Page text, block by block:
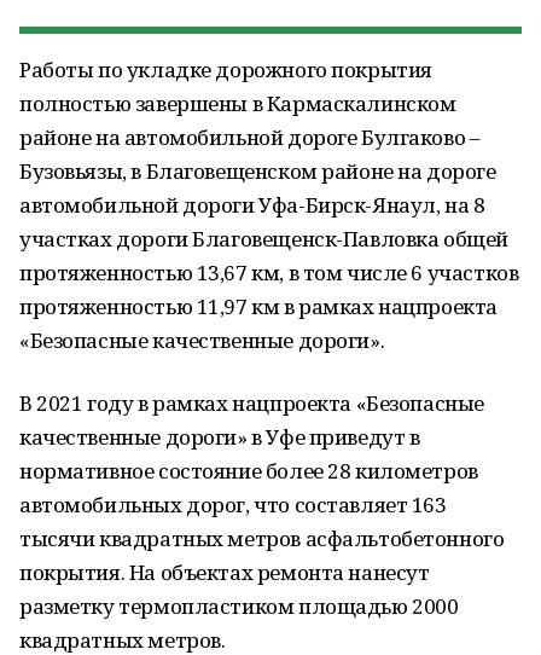
Работы по укладке дорожного покрытия
полностью завершены в Кармаскалинском
районе на автомобильной дороге Булгаково –
Бузовьязы, в Благовещенском районе на дороге
автомобильной дороги Уфа-Бирск-Янаул, на 8
участках дороги Благовещенск-Павловка общей
протяженностью 13,67 км, в том числе 6 участков
протяженностью 11,97 км в рамках нацпроекта
«Безопасные качественные дороги».
В 2021 году в рамках нацпроекта «Безопасные
качественные дороги» в Уфе приведут в
нормативное состояние более 28 километров
автомобильных дорог, что составляет 163
тысячи квадратных метров асфальтобетонного
покрытия. На объектах ремонта нанесут
разметку термопластиком площадью 2000
квадратных метров.